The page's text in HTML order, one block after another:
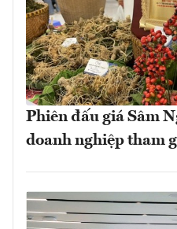
Phiên đấu giá Sâm
doanh nghiệp tham